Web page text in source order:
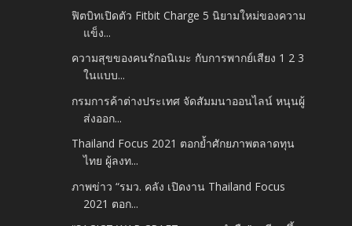
ฟิตบิทเปิดตัว Fitbit Charge 5 นิยามใหม่ของความ
แข็ง...
ความสุขของคนรักอนิเมะ กับการพากย์เสียง 1 2 3
ในแบบ...
กรมการค้าต่างประเทศ จัดสัมมนาออนไลน์ หนุนผู้
ส่งออก...
Thailand Focus 2021 ตอกย้ำศักยภาพตลาดทุน
ไทย ผู้ลงท...
ภาพข่าว “รมว. คลัง เปิดงาน Thailand Focus
2021 ตอก...